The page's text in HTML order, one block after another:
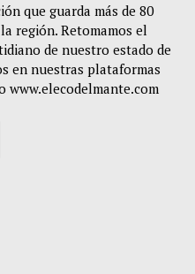
que guarda más de 80
región. Retomamos el
de nuestro estado de
en nuestras plataformas
www.elecodelmante.com